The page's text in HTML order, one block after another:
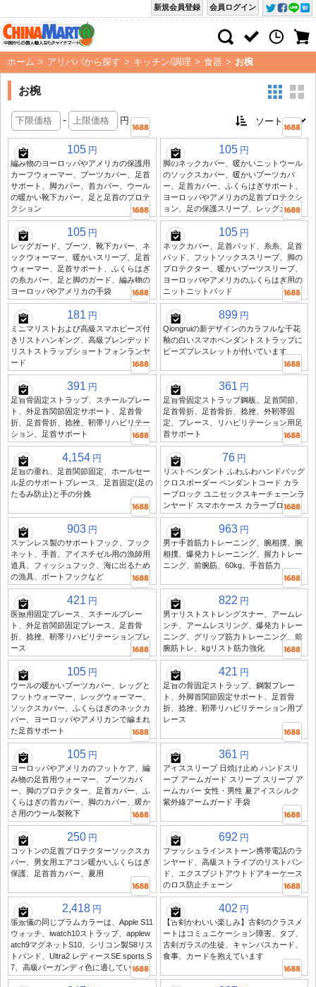
会員ログイン
新規会員登録
ホーム > アリババから探す > キッチン/調理 > 食器 > お椀
お椀
- 円
105 円
編み物のヨーロッパやアメリカの保護用
カーフウォーマー、ブーツカバー、足首
サポート、脚カバー、首カバー、ウール
の暖かい靴下カバー、足と足首のプロテ
クション
105 円
脚のネックカバー、暖かいニットウール
のソックスカバー、暖かいブーツカバ
ー、足首カバー、ふくらはぎサポート、
ヨーロッパやアメリカの足首プロテクシ
ョン、足の保護スリーブ、レッグガード
105 円
レッグガード、ブーツ、靴下カバー、ネ
ックウォーマー、暖かいスリーブ、足首
ウォーマー、足首サポート、ふくらはぎ
の糸カバー、足と脚のガード、編み物の
ヨーロッパやアメリカの手袋
105 円
ネックカバー、足首パッド、糸糸、足首
パッド、フットソックススリーブ、脚の
プロテクター、暖かいブーツスリーブ、
ヨーロッパやアメリカのふくらはぎ用の
ニットニットパッド
181 円
ミニマリストおよび高級スマホビーズ付
きリストハンギング、高級ブレンデッド
リストストラップショートフォンランヤ
ード
899 円
Qiongruiの新デザインのカラフルな千花
釉の白いスマホペンダントストラップに
ビーズブレスレットが付いています
391 円
足首骨固定ストラップ、スチールプレー
ト、外足首関節固定サポート、足首骨
折、足首骨折、捻挫、靭帯リハビリテー
ション、足首サポート
361 円
足首骨固定ストラップ鋼板、足首関節、
足首骨折、足首骨折、捻挫、外靭帯固
定、ブレース、リハビリテーション用足
首サポート
4,154 円
足首の垂れ、足首関節固定、ホールセー
ル足のサポートブレース、足首固定(足の
たるみ防止)と手の分娩
76 円
リストペンダント ふわふわハンドバッグ
クロスボーダー ペンダントコード カラ
ーブロック ユニセックスキーチェーンラ
ンヤード スマホケース カラーブロック
903 円
ステンレス製のサポートフック、フック
ネット、手首、アイスチゼル用の漁師用
道具、フィッシュフック、海に出るため
の漁具、ボートフックなど
963 円
男子手首筋力トレーニング、腕相撲、腕
相撲、爆発力トレーニング、握力トレー
ニング、前腕筋、60kg、手首筋力
421 円
医療用固定ブレース、スチールプレー
ト、外足首関節固定ブレース、足首骨
折、捻挫、靭帯リハビリテーションブレ
ース
822 円
男子リストストレングスナー、アームレ
ンチ、アームレスリング、爆発力トレー
ニング、グリップ筋力トレーニング、前
腕筋トレ、kgリスト筋力強化
105 円
ウールの暖かいブーツカバー、レッグと
フットウォーマー、レッグウォーマー、
ソックスカバー、ふくらはぎのネックカ
バー、ヨーロッパやアメリカンで編まれ
た足首サポート
421 円
足首の骨固定ストラップ、鋼製プレー
ト、外脚首関節固定サポート、足首骨
折、捻挫、靭帯リハビリテーション用ブ
レース
105 円
ヨーロッパやアメリカのフットケア、編
み物の足首用ウォーマー、ブーツカバ
ー、脚のプロテクター、足首カバー、ふ
くらはぎの首カバー、脚のカバー、暖か
さ用のウール製靴下
361 円
アイススリーブ 日焼け止め ハンドスリ
ーブ アームガード スリーブ スリーブ ア
ームカバー 女性・男性 夏アイスシルク
紫外線アームガード 手袋
250 円
コットンの足首プロテクターソックスカ
バー、男女用エアコン暖かいふくらはぎ
保護、足首首カバー、夏用
692 円
フラッシュラインストーン携帯電話のラ
ンヤード、高級ストライプのリストバン
ド、エクスプジトアウトドアキーケース
のロス防止チェーン
2,418 円
張景儀の同じプラムカラーは、Apple S11
ウォッチ、iwatch10ストラップ、applew
atch9マグネットS10、シリコン製S8リス
トバンド、Ultra2 レディースSE sports S
7、高級バーガンディ色に適しています
402 円
【古剣かわいい楽しみ】古剣のクラスメ
ートはコミュニケーション障害、タブ、
古剣ガラスの生徒、キャンパスカード、
食事、カードを抱えています